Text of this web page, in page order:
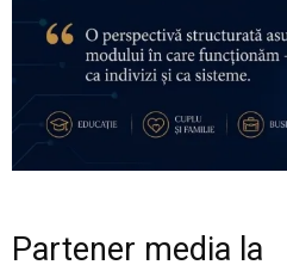
Partener media la